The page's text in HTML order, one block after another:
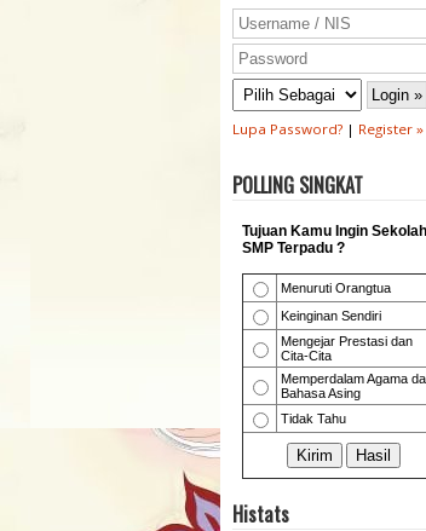
Lupa Password? | Register »
POLLING SINGKAT
Histats